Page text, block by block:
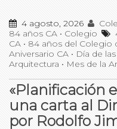
4 agosto, 2026
84 años CA • Colegio
CA • 84 años del Colegio
Aniversario CA • Día de
Arquitectura • Mes de la
«Planificación
una carta al
por Rodolfo